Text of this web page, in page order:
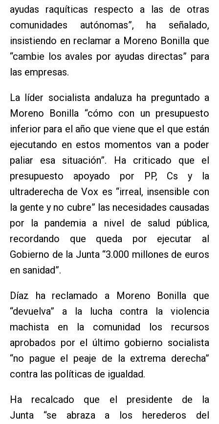
ayudas raquíticas respecto a las de otras
comunidades autónomas”, ha señalado,
insistiendo en reclamar a Moreno Bonilla que
“cambie los avales por ayudas directas” para
las empresas.
La líder socialista andaluza ha preguntado a
Moreno Bonilla “cómo con un presupuesto
inferior para el año que viene que el que están
ejecutando en estos momentos van a poder
paliar esa situación”. Ha criticado que el
presupuesto apoyado por PP, Cs y la
ultraderecha de Vox es “irreal, insensible con
la gente y no cubre” las necesidades causadas
por la pandemia a nivel de salud pública,
recordando que queda por ejecutar al
Gobierno de la Junta “3.000 millones de euros
en sanidad”.
Díaz ha reclamado a Moreno Bonilla que
“devuelva” a la lucha contra la violencia
machista en la comunidad los recursos
aprobados por el último gobierno socialista
“no pague el peaje de la extrema derecha”
contra las políticas de igualdad.
Ha recalcado que el presidente de la
Junta “se abraza a los herederos del